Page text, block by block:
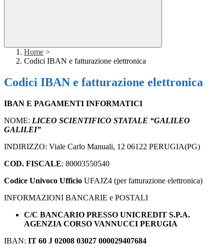
Home >
Codici IBAN e fatturazione elettronica
Codici IBAN e fatturazione elettronica
IBAN E PAGAMENTI INFORMATICI
NOME: LICEO SCIENTIFICO STATALE “GALILEO
GALILEI”
INDIRIZZO: Viale Carlo Manuali, 12 06122 PERUGIA(PG)
COD. FISCALE: 80003550540
Codice Univoco Ufficio UFAJZ4 (per fatturazione elettronica)
INFORMAZIONI BANCARIE e POSTALI
C/C BANCARIO PRESSO UNICREDIT S.P.A.
AGENZIA CORSO VANNUCCI PERUGIA
IBAN: IT 60 J 02008 03027 000029407684